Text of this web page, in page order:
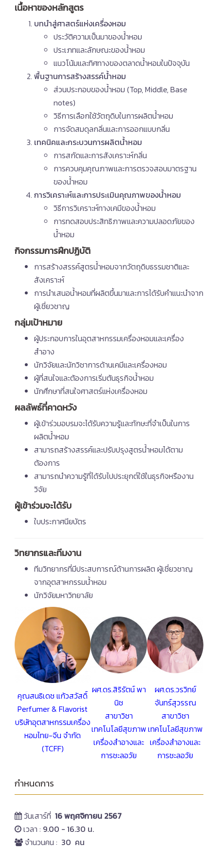
เนื้อหาของหลักสูตร
บทนำสู่ศาสตร์แห่งเครื่องหอม
ประวัติความเป็นมาของน้ำหอม
ประเภทและลักษณะของน้ำหอม
แนวโน้มและทิศทางของตลาดน้ำหอมในปัจจุบัน
พื้นฐานการสร้างสรรค์น้ำหอม
ส่วนประกอบของน้ำหอม (Top, Middle, Base
notes)
วิธีการเลือกใช้วัตถุดิบในการผลิตน้ำหอม
การจัดสมดุลกลิ่นและการออกแบบกลิ่น
เทคนิคและกระบวนการผลิตน้ำหอม
การสกัดและการสังเคราะห์กลิ่น
การควบคุมคุณภาพและการตรวจสอบมาตรฐาน
ของน้ำหอม
การวิเคราะห์และการประเมินคุณภาพของน้ำหอม
วิธีการวิเคราะห์ทางเคมีของน้ำหอม
การทดสอบประสิทธิภาพและความปลอดภัยของ
น้ำหอม
กิจกรรมการฝึกปฏิบัติ
การสร้างสรรค์สูตรน้ำหอมจากวัตถุดิบธรรมชาติและ
สังเคราะห์
การนำเสนอน้ำหอมที่ผลิตขึ้นมาและการได้รับคำแนะนำจาก
ผู้เชี่ยวชาญ
กลุ่มเป้าหมาย
ผู้ประกอบการในอุตสาหกรรมเครื่องหอมและเครื่อง
สำอาง
นักวิจัยและนักวิชาการด้านเคมีและเครื่องหอม
ผู้ที่สนใจและต้องการเริ่มต้นธุรกิจน้ำหอม
นักศึกษาที่สนใจศาสตร์แห่งเครื่องหอม
ผลลัพธ์ที่คาดหวัง
ผู้เข้าร่วมอบรมจะได้รับความรู้และทักษะที่จำเป็นในการ
ผลิตน้ำหอม
สามารถสร้างสรรค์และปรับปรุงสูตรน้ำหอมได้ตาม
ต้องการ
สามารถนำความรู้ที่ได้รับไปประยุกต์ใช้ในธุรกิจหรืองาน
วิจัย
ผู้เข้าร่วมจะได้รับ
ใบประกาศนียบัตร
วิทยากรและทีมงาน
ทีมวิทยากรที่มีประสบการณ์ด้านการผลิต ผู้เชี่ยวชาญ
จากอุตสาหกรรมน้ำหอม
นักวิจัยมหาวิทยาลัย
คุณสนธิเดช แก้วสวัสดิ์
Perfumer & Flavorist
บริษัทอุตสาหกรรมเครื่อง
หอมไทย-จีน จำกัด
(TCFF)
ผศ.ดร.สิริรัตน์ พา
นิช
สาขาวิชา
เทคโนโลยีสุขภาพ
เครื่องสำอางและ
การชะลอวัย
ผศ.ดร.วรวิทย์
จันทร์สุวรรณ
สาขาวิชา
เทคโนโลยีสุขภาพ
เครื่องสำอางและ
การชะลอวัย
กำหนดการ
วันเสาร์ที่ 16 พฤศจิกายน 2567
เวลา : 9.00 - 16.30 น.
จำนวนคน : 30 คน